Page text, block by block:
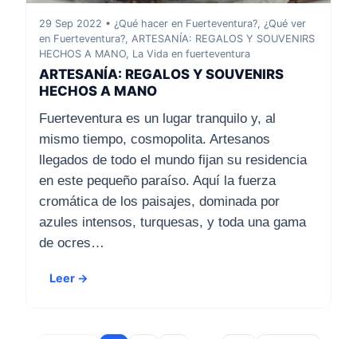
29 Sep 2022 • ¿Qué hacer en Fuerteventura?, ¿Qué ver
en Fuerteventura?, ARTESANÍA: REGALOS Y SOUVENIRS
HECHOS A MANO, La Vida en fuerteventura
ARTESANÍA: REGALOS Y SOUVENIRS
HECHOS A MANO
Fuerteventura es un lugar tranquilo y, al
mismo tiempo, cosmopolita. Artesanos
llegados de todo el mundo fijan su residencia
en este pequeño paraíso. Aquí la fuerza
cromática de los paisajes, dominada por
azules intensos, turquesas, y toda una gama
de ocres…
Leer →